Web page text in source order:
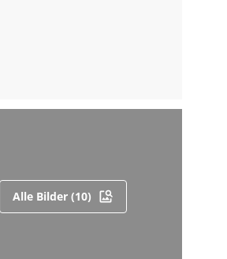
Alle Bilder (10)